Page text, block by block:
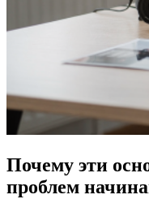
Почему эти
проблем